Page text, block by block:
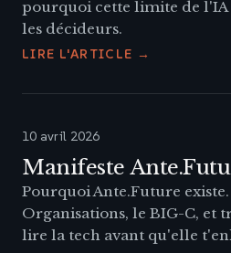
pourquoi cette limite de l'IA
les décideurs.
LIRE L'ARTICLE →
10 avril 2026
Manifeste
Pourquoi Ante.Future
Organisations, le BIG-C, et
lire la tech avant qu'elle